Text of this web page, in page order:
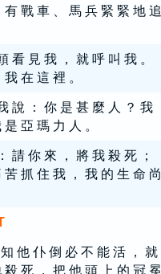
有 戰 車 、 馬 兵 緊 緊 地 追
看 見 我 ， 就 呼 叫 我 。
在 這 裡 。
說 ： 你 是 甚 麼 人 ？ 我
亞 瑪 力 人 。
請 你 來 ， 將 我 殺 死 ；
苦 抓 住 我 ， 我 的 生 命 尚
他 仆 倒 必 不 能 活 ， 就
殺 死 ， 把 他 頭 上 的 冠 冕